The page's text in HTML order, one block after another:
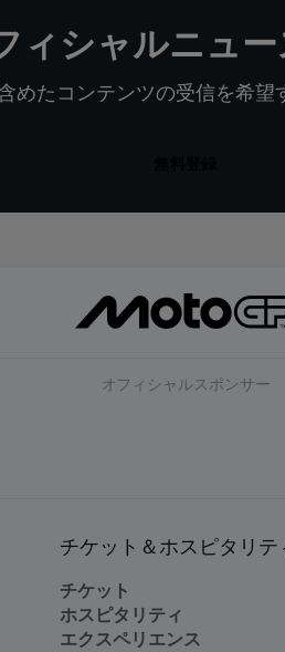
ィシャルニュ
めたコンテンツの受信を希
オフィシャルスポンサー
チケット＆ホスピタリテ
チケット
ホスピタリティ
エクスペリエンス